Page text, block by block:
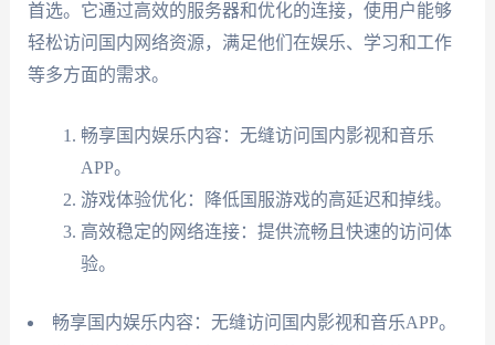
首选。它通过高效的服务器和优化的连接，使用户能够
轻松访问国内网络资源，满足他们在娱乐、学习和工作
等多方面的需求。
畅享国内娱乐内容：无缝访问国内影视和音乐
APP。
游戏体验优化：降低国服游戏的高延迟和掉线。
高效稳定的网络连接：提供流畅且快速的访问体
验。
畅享国内娱乐内容：无缝访问国内影视和音乐APP。